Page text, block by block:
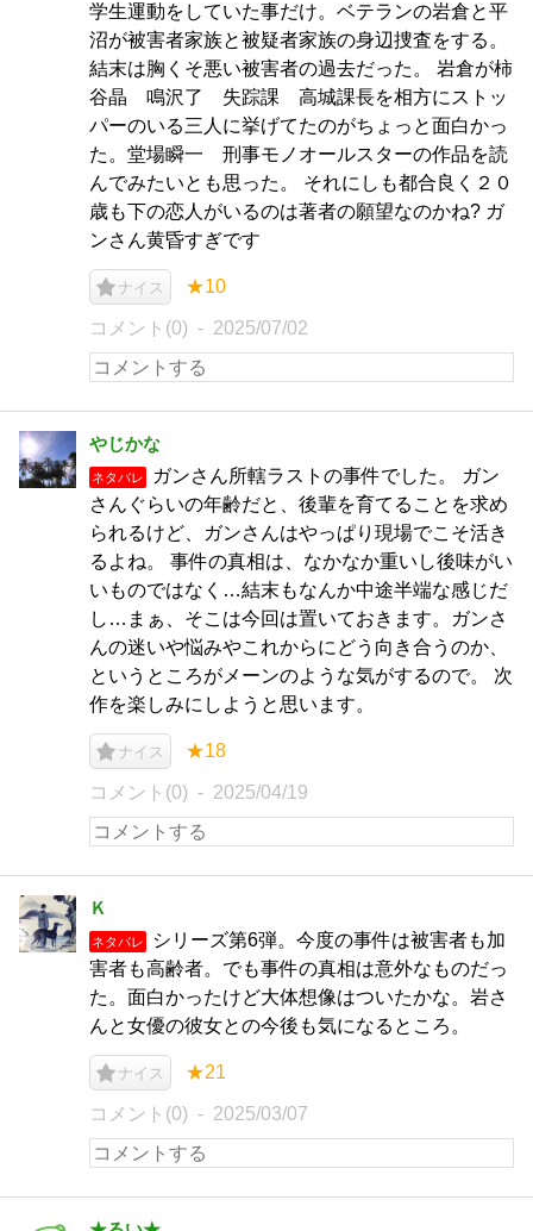
学生運動をしていた事だけ。ベテランの岩倉と平
沼が被害者家族と被疑者家族の身辺捜査をする。
結末は胸くそ悪い被害者の過去だった。 岩倉が柿
谷晶 鳴沢了 失踪課 高城課長を相方にストッ
パーのいる三人に挙げてたのがちょっと面白かっ
た。堂場瞬一 刑事モノオールスターの作品を読
んでみたいとも思った。 それにしも都合良く２０
歳も下の恋人がいるのは著者の願望なのかね? ガ
ンさん黄昏すぎです
ナイス ★10
コメント(0) 2025/07/02
やじかな
ネタバレ
ガンさん所轄ラストの事件でした。 ガン
さんぐらいの年齢だと、後輩を育てることを求め
られるけど、ガンさんはやっぱり現場でこそ活き
るよね。 事件の真相は、なかなか重いし後味がい
いものではなく…結末もなんか中途半端な感じだ
し…まぁ、そこは今回は置いておきます。ガンさ
んの迷いや悩みやこれからにどう向き合うのか、
というところがメーンのような気がするので。 次
作を楽しみにしようと思います。
ナイス ★18
コメント(0) 2025/04/19
Ｋ
ネタバレ
シリーズ第6弾。今度の事件は被害者も加
害者も高齢者。でも事件の真相は意外なものだっ
た。面白かったけど大体想像はついたかな。岩さ
んと女優の彼女との今後も気になるところ。
ナイス ★21
コメント(0) 2025/03/07